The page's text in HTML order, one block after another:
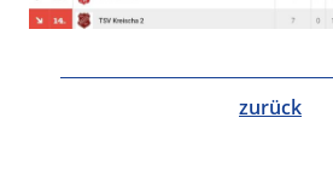
zurück